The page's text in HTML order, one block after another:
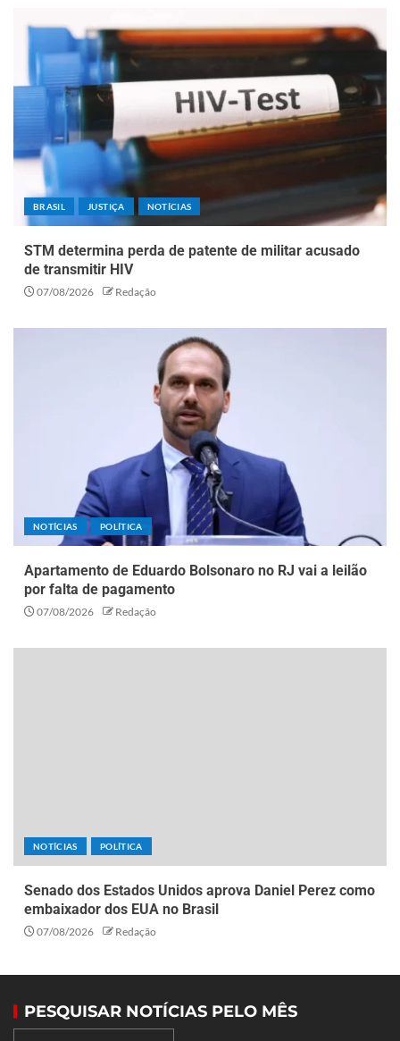
BRASIL JUSTIÇA NOTÍCIAS
STM determina perda de patente de militar acusado
de transmitir HIV
07/08/2026 Redação
NOTÍCIAS POLÍTICA
Apartamento de Eduardo Bolsonaro no RJ vai a leilão
por falta de pagamento
07/08/2026 Redação
NOTÍCIAS POLÍTICA
Senado dos Estados Unidos aprova Daniel Perez como
embaixador dos EUA no Brasil
07/08/2026 Redação
PESQUISAR NOTÍCIAS PELO MÊS